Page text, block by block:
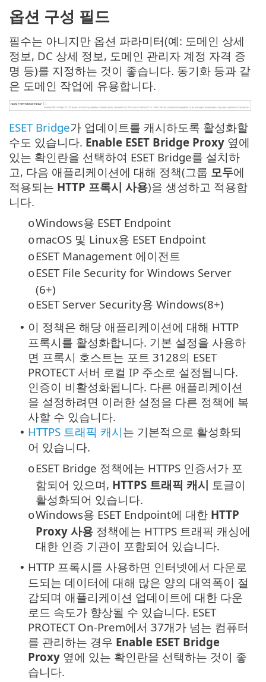
옵션 구성 필드
필수는 아니지만 옵션 파라미터(예: 도메인 상세
정보, DC 상세 정보, 도메인 관리자 계정 자격 증
명 등)를 지정하는 것이 좋습니다. 동기화 등과 같
은 도메인 작업에 유용합니다.
ESET Bridge가 업데이트를 캐시하도록 활성화할
수도 있습니다. Enable ESET Bridge Proxy 옆에
있는 확인란을 선택하여 ESET Bridge를 설치하
고, 다음 애플리케이션에 대해 정책(그룹 모두에
적용되는 HTTP 프록시 사용)을 생성하고 적용합
니다.
oWindows용 ESET Endpoint
omacOS 및 Linux용 ESET Endpoint
oESET Management 에이전트
oESET File Security for Windows Server
(6+)
oESET Server Security용 Windows(8+)
• 이 정책은 해당 애플리케이션에 대해 HTTP
프록시를 활성화합니다. 기본 설정을 사용하
면 프록시 호스트는 포트 3128의 ESET
PROTECT 서버 로컬 IP 주소로 설정됩니다.
인증이 비활성화됩니다. 다른 애플리케이션
을 설정하려면 이러한 설정을 다른 정책에 복
사할 수 있습니다.
• HTTPS 트래픽 캐시는 기본적으로 활성화되
어 있습니다.
oESET Bridge 정책에는 HTTPS 인증서가 포
함되어 있으며, HTTPS 트래픽 캐시 토글이
활성화되어 있습니다.
oWindows용 ESET Endpoint에 대한 HTTP
Proxy 사용 정책에는 HTTPS 트래픽 캐싱에
대한 인증 기관이 포함되어 있습니다.
• HTTP 프록시를 사용하면 인터넷에서 다운로
드되는 데이터에 대해 많은 양의 대역폭이 절
감되며 애플리케이션 업데이트에 대한 다운
로드 속도가 향상될 수 있습니다. ESET
PROTECT On-Prem에서 37개가 넘는 컴퓨터
를 관리하는 경우 Enable ESET Bridge
Proxy 옆에 있는 확인란을 선택하는 것이 좋
습니다.